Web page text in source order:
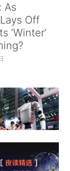
As
Off
‘Winter’